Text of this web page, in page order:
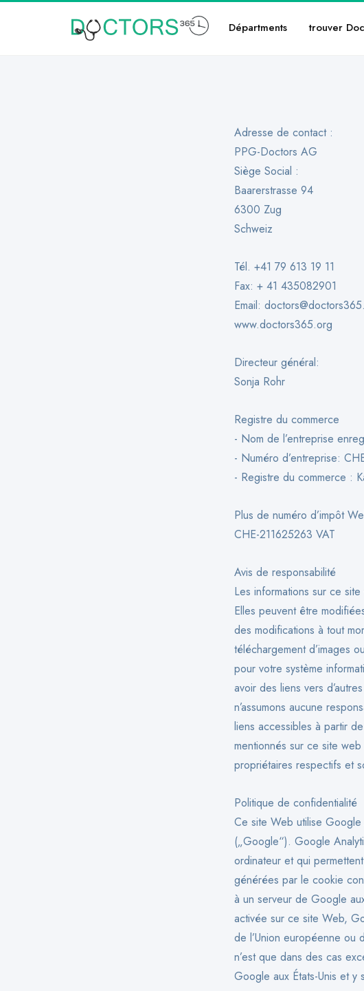
Départments trouver
Adresse de contact :
PPG-Doctors AG
Siège Social :
Baarerstrasse 94
6300 Zug
Schweiz
Tél. +41 79 613 19 11
Fax: + 41 435082901
Email:
www.doctors365.org
Directeur général:
Sonja Rohr
Registre du commerce
- Nom de l’entreprise
- Numéro d’entreprise:
- Registre du commerce :
Plus de numéro d’impôt
CHE-211625263 VAT
Avis de responsabilité
Les informations sur ce
Elles peuvent être
des modifications à tout
téléchargement d’images
pour votre système
avoir des liens vers
n’assumons aucune
liens accessibles à partir
mentionnés sur ce site
propriétaires respectifs et
Politique de confidentialité
Ce site Web utilise Google
(„Google“). Google
ordinateur et qui
générées par le cookie
à un serveur de Google
activée sur ce site Web,
de l’Union européenne ou
n’est que dans des cas
Google aux États-Unis et y